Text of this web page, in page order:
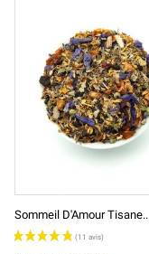
Sommeil D'Amour Tisane...